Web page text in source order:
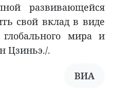
развивающейся
свой вклад в виде
мира и
Цзиньэ./.
ВИА